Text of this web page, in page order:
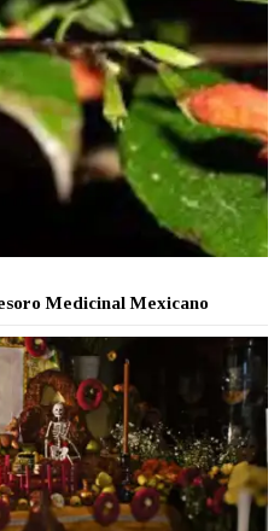
Medicinal Mexicano